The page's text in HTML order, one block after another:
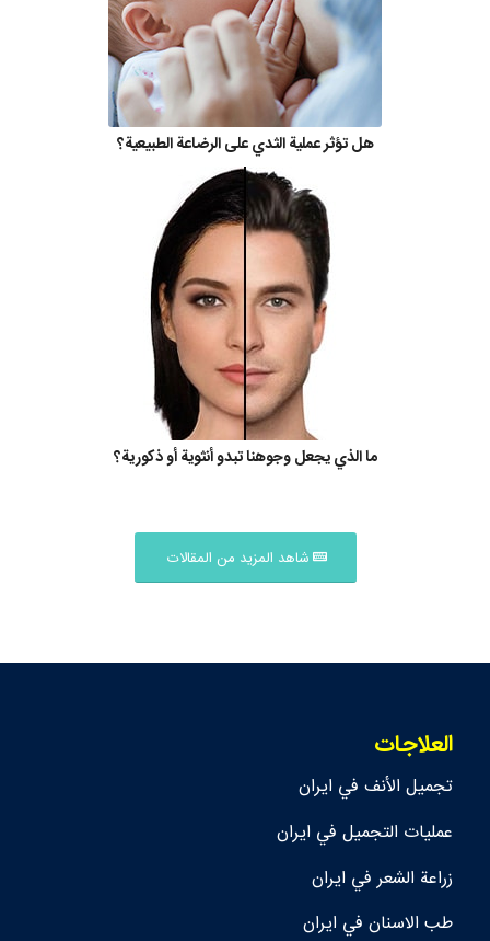
هل تؤثر عملية الثدي على الرضاعة الطبيعية؟
ما الذي يجعل وجوهنا تبدو أنثوية أو ذكورية؟
شاهد المزيد من المقالات
العلاجات
تجمیل الأنف في ايران
عمليات التجميل في ايران
زراعة الشعر في ايران
طب الاسنان في ايران